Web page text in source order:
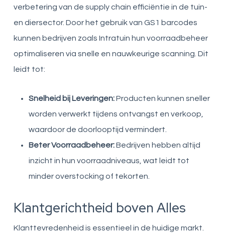
verbetering van de supply chain efficiëntie in de tuin-
en diersector. Door het gebruik van GS1 barcodes
kunnen bedrijven zoals Intratuin hun voorraadbeheer
optimaliseren via snelle en nauwkeurige scanning. Dit
leidt tot:
Snelheid bij Leveringen:Producten kunnen sneller
worden verwerkt tijdens ontvangst en verkoop,
waardoor de doorlooptijd vermindert.
Beter Voorraadbeheer:Bedrijven hebben altijd
inzicht in hun voorraadniveaus, wat leidt tot
minder overstocking of tekorten.
Klantgerichtheid boven Alles
Klanttevredenheid is essentieel in de huidige markt.